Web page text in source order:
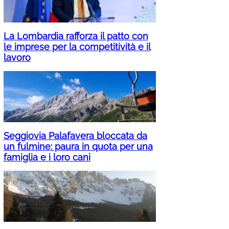
La Lombardia rafforza il patto con
le imprese per la competitività e il
lavoro
Seggiovia Palafavera bloccata da
un fulmine: paura in quota per una
famiglia e i loro cani